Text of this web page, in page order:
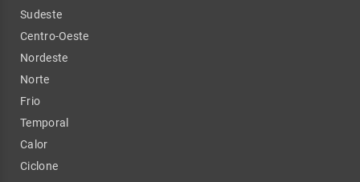
Sudeste
Centro-Oeste
Nordeste
Norte
Frio
Temporal
Calor
Ciclone